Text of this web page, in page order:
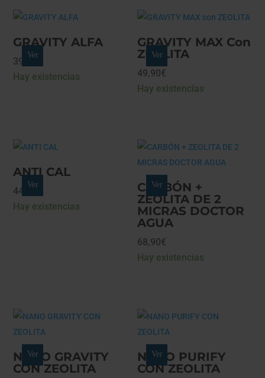
GRAVITY ALFA
39,90€
Hay existencias
Ver
GRAVITY MAX Con
ZEOLITA
49,90€
Hay existencias
Ver
ANTI CAL
44,90
Hay existencias
Ver
CARBÓN +
ZEOLITA DE 2
MICRAS DOCTOR
AGUA
68,90€
Hay existencias
Ver
NANO GRAVITY
CON ZEOLITA
Ver
NANO PURIFY
CON ZEOLITA
Ver